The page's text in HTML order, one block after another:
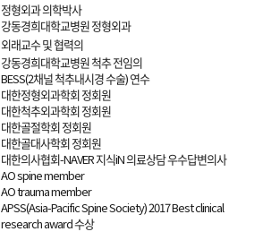
정형외과 의학박사
강동경희대학교병원 정형외과
외래교수 및 협력의
강동경희대학교병원 척추 전임의
BESS(2채널 척추내시경 수술) 연수
대한정형외과학회 정회원
대한척추외과학회 정회원
대한골절학회 정회원
대한골대사학회 정회원
대한의사협회-NAVER 지식iN 의료상담 우수답변의사
AO spine member
AO trauma member
APSS(Asia-Pacific Spine Society) 2017 Best clinical
research award 수상